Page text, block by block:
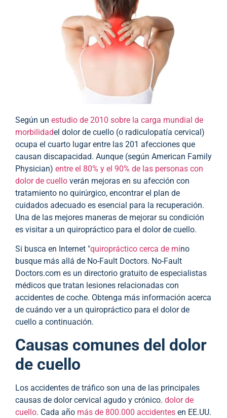
Según un estudio de 2010 sobre la carga mundial de
morbilidadel dolor de cuello (o radiculopatía cervical)
ocupa el cuarto lugar entre las 201 afecciones que
causan discapacidad. Aunque (según American Family
Physician) entre el 80% y el 90% de las personas con
dolor de cuello verán mejoras en su afección con
tratamiento no quirúrgico, encontrar el plan de
cuidados adecuado es esencial para la recuperación.
Una de las mejores maneras de mejorar su condición
es visitar a un quiropráctico para el dolor de cuello.
Si busca en Internet "quiropráctico cerca de míno
busque más allá de No-Fault Doctors. No-Fault
Doctors.com es un directorio gratuito de especialistas
médicos que tratan lesiones relacionadas con
accidentes de coche. Obtenga más información acerca
de cuándo ver a un quiropráctico para el dolor de
cuello a continuación.
Causas comunes del dolor
de cuello
Los accidentes de tráfico son una de las principales
causas de dolor cervical agudo y crónico. dolor de
cuello. Cada año más de 800.000 accidentes en EE.UU.